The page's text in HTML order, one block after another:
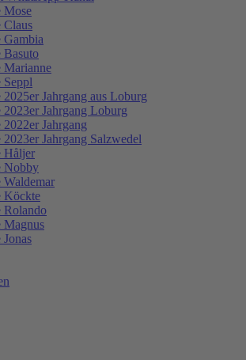
Mose
Claus
Gambia
Basuto
Marianne
Seppl
2025er Jahrgang aus Loburg
2023er Jahrgang Loburg
Jahrgang
Jahrgang Salzwedel
Håljer
Nobby
Waldemar
Köckte
Rolando
Magnus
Jonas